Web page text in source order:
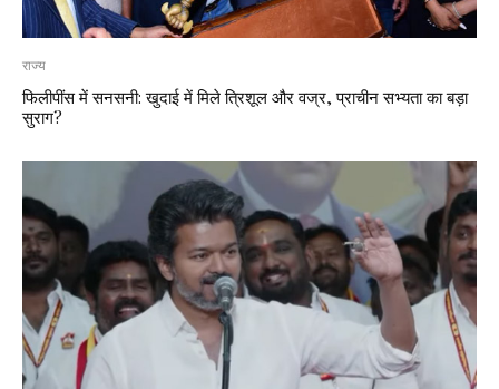
राज्य
फिलीपींस में सनसनी: खुदाई में मिले त्रिशूल और वज्र, प्राचीन सभ्यता का बड़ा
सुराग?